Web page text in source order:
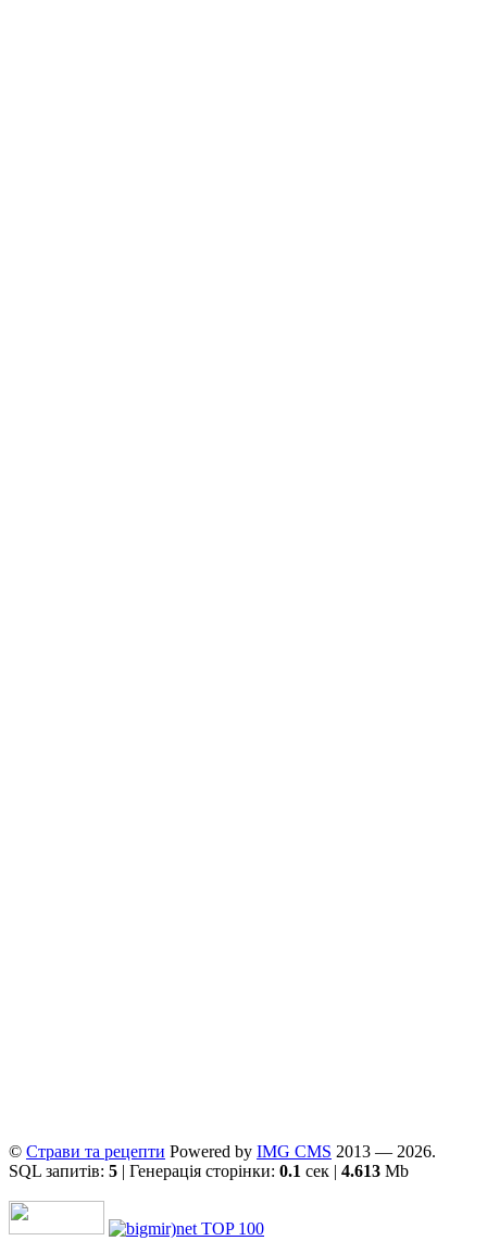
© Страви та рецепти Powered by ІMG CMS 2013 — 2026.
SQL запитів: 5 | Генерація сторінки: 0.1 сек | 4.613 Mb